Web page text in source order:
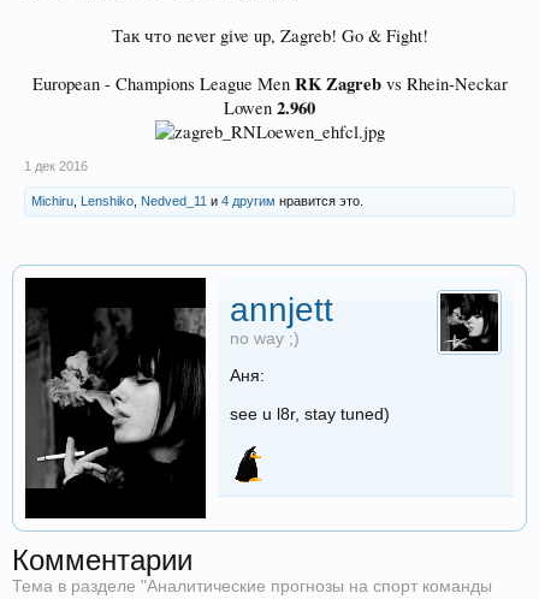
Так что never give up, Zagreb! Go & Fight!
European - Champions League Men RK Zagrebvs Rhein-Neckar
Lowen 2.960
1 дек 2016
Michiru Lenshiko Nedved_11 и 4 другим нравится это.
annjett
no way ;)
Аня:
see u l8r, stay tuned)
Комментарии
Тема в разделе "Аналитические прогнозы на спорт команды